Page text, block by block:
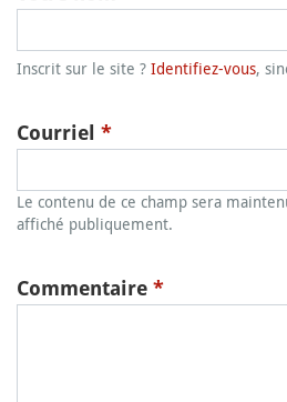
Inscrit sur le site ? Identifiez-vous,
Courriel *
Le contenu de ce champ sera
affiché publiquement.
Commentaire *